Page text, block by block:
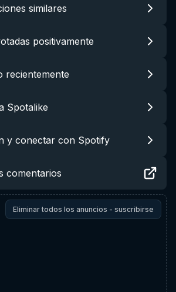
similares
positivamente
recientemente
Spotalike
y conectar con Spotify
comentarios
Eliminar todos los anuncios - suscribirse